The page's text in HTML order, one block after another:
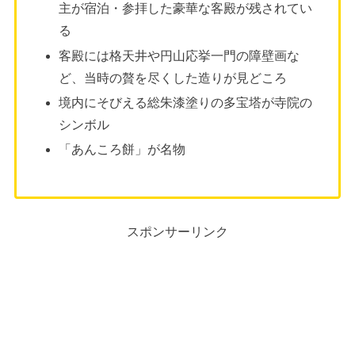
主が宿泊・参拝した豪華な客殿が残されてい
る
客殿には格天井や円山応挙一門の障壁画な
ど、当時の贅を尽くした造りが見どころ
境内にそびえる総朱漆塗りの多宝塔が寺院の
シンボル
「あんころ餅」が名物
スポンサーリンク